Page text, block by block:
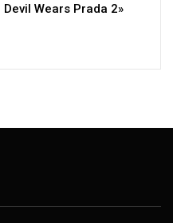
Devil Wears Prada 2»